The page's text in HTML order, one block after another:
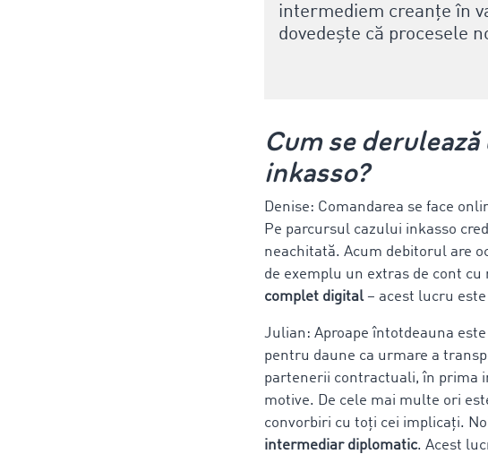
intermediem creanțe în
dovedește că procesele
Cum se
inkasso?
Denise: Comandarea se face
Pe parcursul cazului inkasso
neachitată. Acum debitorul are
de exemplu un extras de cont
complet digital– acest lucru
Julian: Aproape întotdeauna
pentru daune ca urmare a
partenerii contractuali, în prima
motive. De cele mai multe ori
convorbiri cu toți cei implicați.
intermediar diplomatic. Acest